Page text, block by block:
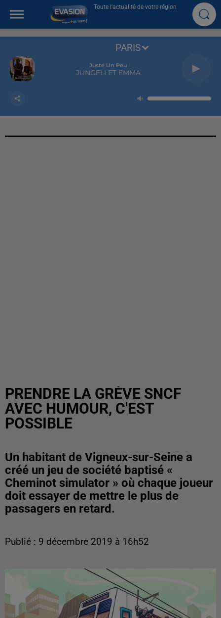
Toute l'actualité de votre région
Juste Un Peu
JUNGELI ET EMMA
PARIS
PRENDRE LA GRÈVE SNCF
AVEC HUMOUR, C'EST
POSSIBLE
Un habitant de Vigneux-sur-Seine a
créé un jeu de société baptisé «
Cheminot simulator » où chaque joueur
doit essayer de mettre le plus de
passagers en retard.
Publié : 9 décembre 2019 à 16h52